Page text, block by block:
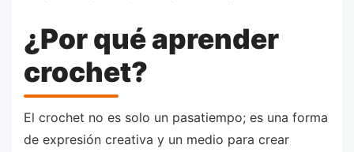
¿Por qué aprender
crochet?
El crochet no es solo un pasatiempo; es una forma
de expresión creativa y un medio para crear